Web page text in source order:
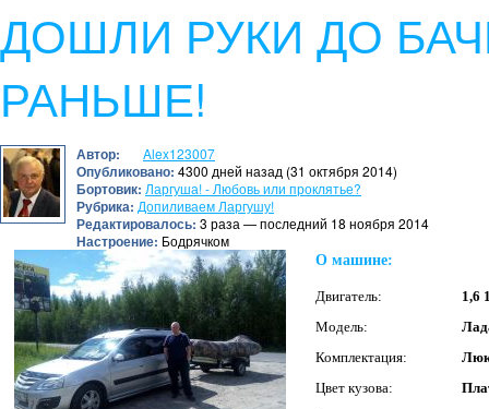
ДОШЛИ РУКИ ДО
РАНЬШЕ!
Автор: Alex123007
Опубликовано: 4300 дней назад (31 октября 2014)
Бортовик: Ларгуша! - Любовь или проклятье?
Рубрика: Допиливаем Ларгушу!
Редактировалось: 3 раза — последний 18 ноября 2014
Настроение: Бодрячком
О машине:
Двигатель:
1,6
Модель:
Комплектация:
Цвет кузова: